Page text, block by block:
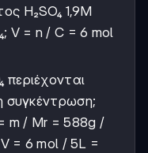
H₂SO₄ 1,9M
V = n / C = 6 mol
περιέχονται
συγκέντρωση;
m / Mr = 588g /
= 6 mol / 5L =